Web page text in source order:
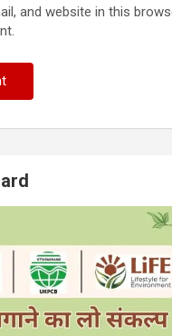
and website in this